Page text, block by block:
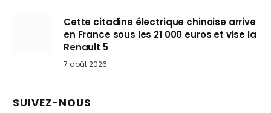
Cette citadine électrique chinoise arrive
en France sous les 21 000 euros et vise la
Renault 5
7 août 2026
SUIVEZ-NOUS